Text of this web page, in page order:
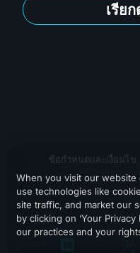
เรีย
ข้อกำหนดและเงื่อนไข
When you visit our
use technologies like
site traffic, and market our
by clicking on ‘Your
our practices and your